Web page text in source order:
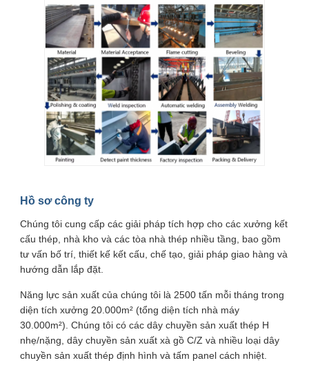
Hồ sơ công ty
Chúng tôi cung cấp các giải pháp tích hợp cho các xưởng kết
cấu thép, nhà kho và các tòa nhà thép nhiều tầng, bao gồm
tư vấn bố trí, thiết kế kết cấu, chế tạo, giải pháp giao hàng và
hướng dẫn lắp đặt.
Năng lực sản xuất của chúng tôi là 2500 tấn mỗi tháng trong
diện tích xưởng 20.000m² (tổng diện tích nhà máy
30.000m²). Chúng tôi có các dây chuyền sản xuất thép H
nhẹ/nặng, dây chuyền sản xuất xà gồ C/Z và nhiều loại dây
chuyền sản xuất thép định hình và tấm panel cách nhiệt.